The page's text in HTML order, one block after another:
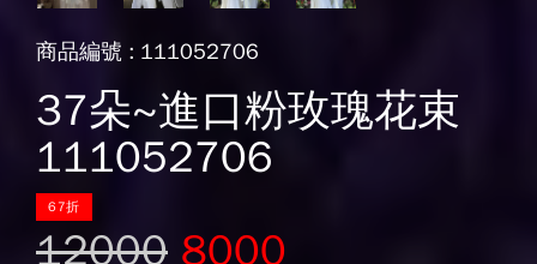
商品編號 : 111052706
37朵~進口粉玫瑰花束
111052706
67折
12000 8000